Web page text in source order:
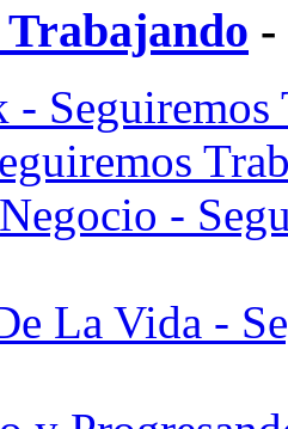
Trabajando -
-
La Vida -